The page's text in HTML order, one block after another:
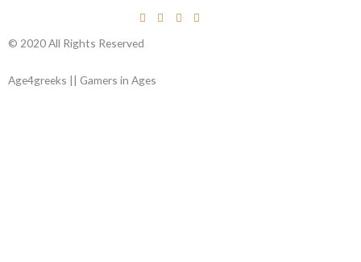
© 2020 All Rights Reserved
Age4greeks || Gamers in Ages